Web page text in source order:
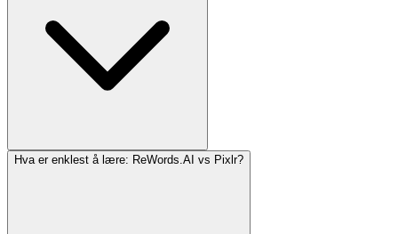
Hva er enklest å lære: ReWords.AI vs Pixlr?